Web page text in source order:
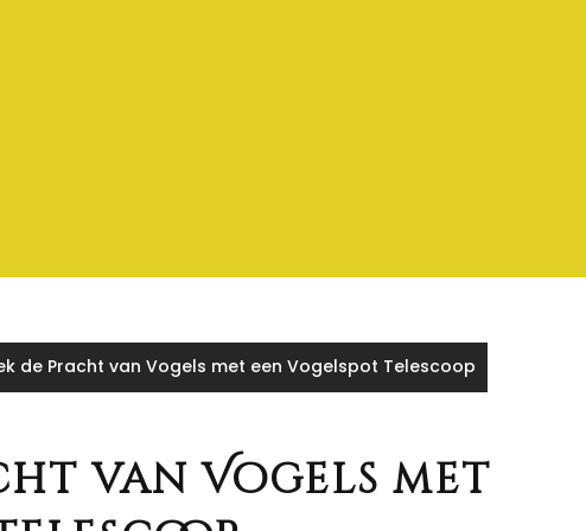
de Pracht van Vogels met een Vogelspot Telescoop
van Vogels met